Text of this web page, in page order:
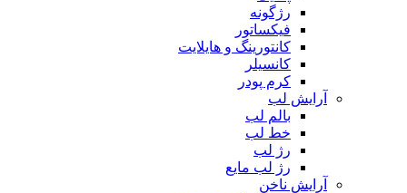
رژگونه
فیکساتور
کانتورینگ و هایلایت
کانسیلر
کرم پودر
آرایش لب
بالم لب
خط لب
رژ لب
رژ لب مایع
آرایش ناخن